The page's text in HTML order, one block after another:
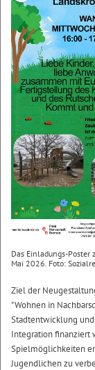
Das Einladungs-Poster
Mai 2026. Foto:
Ziel der
"Wohnen in
Stadtentwicklung und
Integration finanziert
Spielmöglichkeiten
Jugendlichen zu